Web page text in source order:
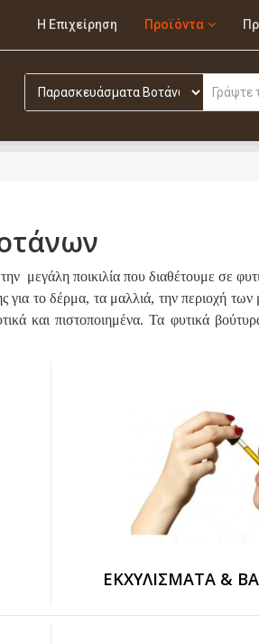
Η Επιχείρηση Προϊόντα
την μεγάλη ποικιλία που διαθέτουμε
για το δέρμα, τα μαλλιά, την
και πιστοποιημένα. Τα φυτικά
ΕΚΧΥΛΊΣΜΑΤΑ &